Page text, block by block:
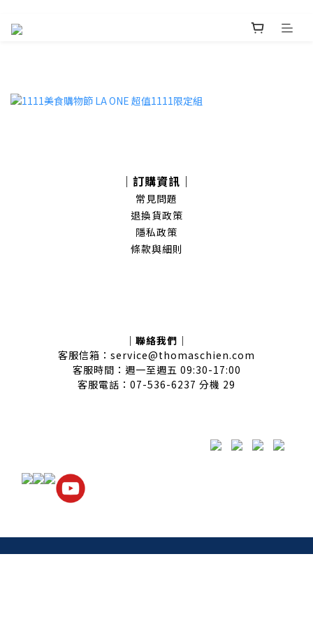
｜訂購資訊｜
常見問題
退換貨政策
隱私政策
條款與細則
｜聯絡我們｜
客服信箱：service@thomaschien.com
客服時間：週一至週五 09:30-17:00
客服電話：07-536-6237 分機 29